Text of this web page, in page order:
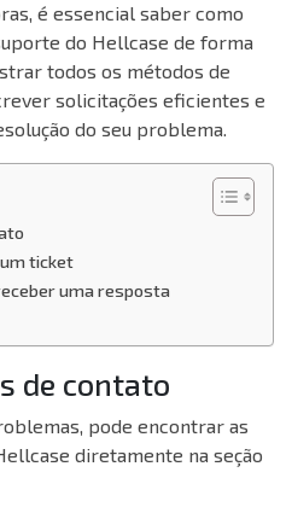
é essencial saber como
do Hellcase de forma
todos os métodos de
solicitações eficientes e
do seu problema.
ticket
uma resposta
de contato
pode encontrar as
diretamente na seção